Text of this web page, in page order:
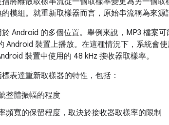
模組。就重新取樣器而言，原始串流稱為來源
Android 的多個位置。舉例來說，MP3 檔案
Android 裝置上播放。在這種情況下，系統會
裝置中使用的 48 kHz 接收器取樣率。
表達重新取樣器的特性，包括：
整體振幅的程度
頻寬的保留程度，取決於接收器取樣率的限制